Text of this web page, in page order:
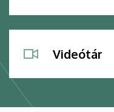
Videótár